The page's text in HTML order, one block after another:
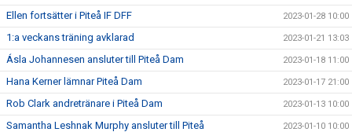
Ellen fortsätter i Piteå IF DFF 2023-01-28 10:00
1:a veckans träning avklarad 2023-01-21 13:03
Ásla Johannesen ansluter till Piteå Dam 2023-01-18 11:00
Hana Kerner lämnar Piteå Dam 2023-01-17 21:00
Rob Clark andretränare i Piteå Dam 2023-01-13 10:00
Samantha Leshnak Murphy ansluter till Piteå 2023-01-10 10:00